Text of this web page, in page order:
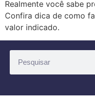
Realmente você sabe
Confira dica de como
valor indicado.